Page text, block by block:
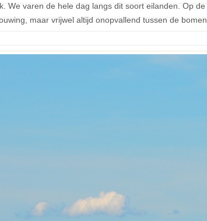
We varen de hele dag langs dit soort eilanden. Op de
maar vrijwel altijd onopvallend tussen de bomen